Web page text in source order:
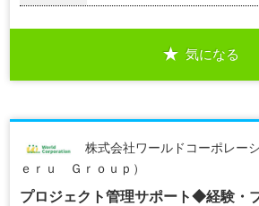
気になる
株式会社ワールドコーポレー
ｅｒｕ Ｇｒｏｕｐ）
プロジェクト管理サポート◆経験・